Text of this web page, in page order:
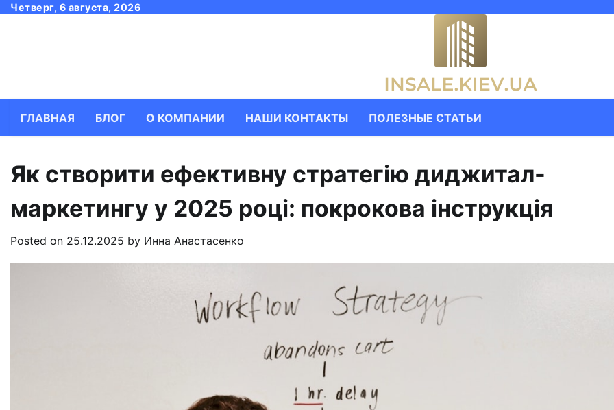
SkipЧетверг, 6 августа, 2026
ГЛАВНАЯ БЛОГ О КОМПАНИИ НАШИ КОНТАКТЫ ПОЛЕЗНЫЕ СТАТЬИ
Як створити ефективну стратегiю диджитал-
маркетингу у 2025 році: покрокова інструкція
Posted on 25.12.2025 by Инна Анастасенко